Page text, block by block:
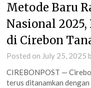
Metode Baru
Nasional 2025,
di Cirebon
Posted on July 25, 2025
CIREBONPOST —
terus ditanamkan